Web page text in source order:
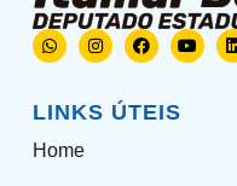
LINKS ÚTEIS
Home